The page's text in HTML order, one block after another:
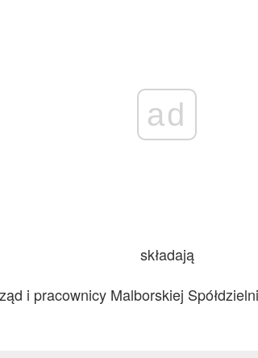
ad
składają
i pracownicy Malborskiej